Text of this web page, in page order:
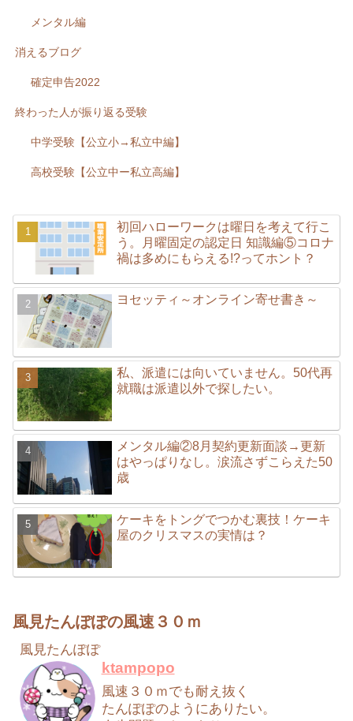
メンタル編
消えるブログ
確定申告2022
終わった人が振り返る受験
中学受験【公立小→私立中編】
高校受験【公立中ー私立高編】
初回ハローワークは曜日を考えて行こ
う。月曜固定の認定日 知識編⑤コロナ
禍は多めにもらえる!?ってホント？
ヨセッティ～オンライン寄せ書き～
私、派遣には向いていません。50代再
就職は派遣以外で探したい。
メンタル編②8月契約更新面談→更新
はやっぱりなし。涙流さずこらえた50
歳
ケーキをトングでつかむ裏技！ケーキ
屋のクリスマスの実情は？
風見たんぽぽの風速３０ｍ
風見たんぽぽ
ktampopo
風速３０ｍでも耐え抜く
たんぽぽのようにありたい。